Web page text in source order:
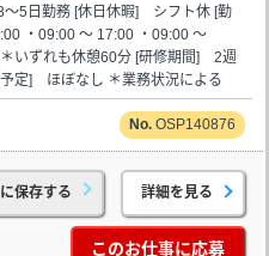
5日勤務 [休日休暇] シフト休 [勤
・09:00 ～ 17:00 ・09:00 ～
いずれも休憩60分 [研修期間] 2週
定] ほぼなし ＊業務状況による
OSP140876
保存する 詳細を見る
このお仕事に応募